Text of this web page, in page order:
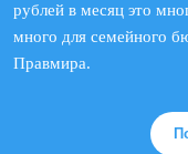
рублей в месяц это
много для семейного
Правмира.